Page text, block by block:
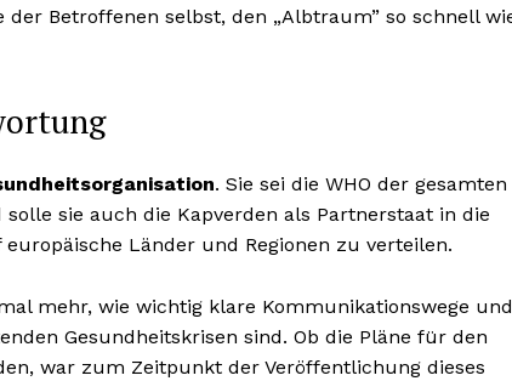
Betroffenen selbst, den „Albtraum” so schnell
. Sie sei die WHO der gesamten
sie auch die Kapverden als Partnerstaat in die
Länder und Regionen zu verteilen.
mehr, wie wichtig klare Kommunikationswege und
Gesundheitskrisen sind. Ob die Pläne für den
war zum Zeitpunkt der Veröffentlichung dieses